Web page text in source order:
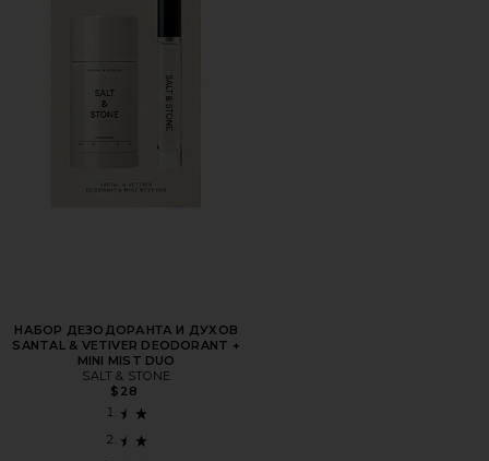
НАБОР ДЕЗОДОРАНТА И ДУХОВ
SANTAL & VETIVER DEODORANT +
MINI MIST DUO
SALT & STONE
$28